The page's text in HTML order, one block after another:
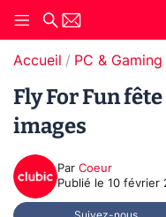
Accueil PC & Gaming
Fly For Fun
images
Par Coeur
Publié le 10 février